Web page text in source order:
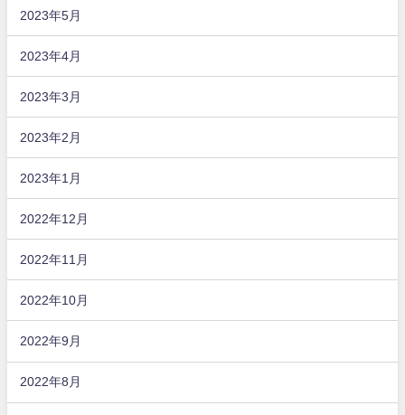
2023年5月
2023年4月
2023年3月
2023年2月
2023年1月
2022年12月
2022年11月
2022年10月
2022年9月
2022年8月